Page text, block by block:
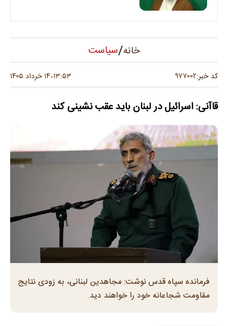
خانه/سیاست
کد خبر:۹۷۷۰۰۲ ۱۳:۵۳-۱۴ خرداد ۱۴۰۵
قاآنی: اسرائیل در لبنان باید عقب نشینی کند
فرمانده سپاه قدس نوشت: مجاهدین لبنانی، به زودی نتایج
مقاومت شجاعانه خود را خواهند دید.